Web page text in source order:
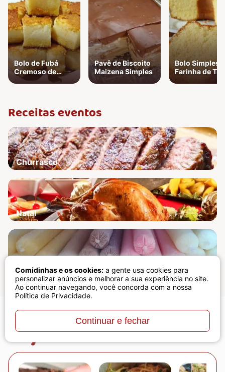
Bolo de Fubá
Cremoso de
Liquidificador
Pavê de Biscoito
Maizena Simples
Bolo Simples
Farinha de
Receitas eventos
Churrasco
Natal
Veja também
Comidinhas e os cookies: a gente usa cookies para
personalizar anúncios e melhorar a sua experiência no site.
Ao continuar navegando, você concorda com a nossa
Política de Privacidade.
Continuar e fechar